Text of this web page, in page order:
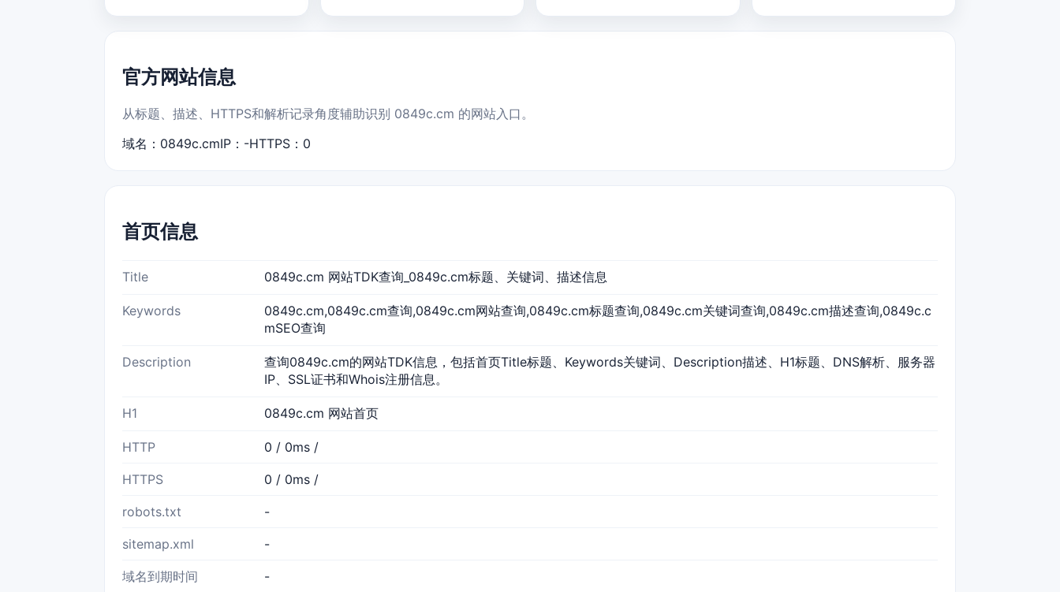
官方网站信息
从标题、描述、HTTPS和解析记录角度辅助识别 0849c.cm 的网站入口。
域名：0849c.cmIP：-HTTPS：0
首页信息
Title 0849c.cm 网站TDK查询_0849c.cm标题、关键词、描述信息
Keywords
0849c.cm,0849c.cm查询,0849c.cm网站查询,0849c.cm标题查询,0849c.cm关键词查询,0849c.cm描述查询,0849c.c
mSEO查询
Description
查询0849c.cm的网站TDK信息，包括首页Title标题、Keywords关键词、Description描述、H1标题、DNS解析、服务器
IP、SSL证书和Whois注册信息。
H1 0849c.cm 网站首页
HTTP 0 / 0ms /
HTTPS 0 / 0ms /
robots.txt -
sitemap.xml -
域名到期时间 -